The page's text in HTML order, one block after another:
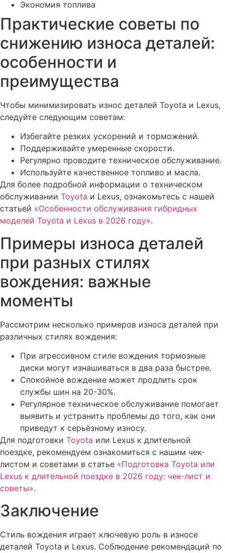
Экономия топлива
Практические советы по
снижению износа деталей:
особенности и
преимущества
Чтобы минимизировать износ деталей Toyota и Lexus,
следуйте следующим советам:
Избегайте резких ускорений и торможений.
Поддерживайте умеренные скорости.
Регулярно проводите техническое обслуживание.
Используйте качественное топливо и масла.
Для более подробной информации о техническом
обслуживании Toyota и Lexus, ознакомьтесь с нашей
статьей «Особенности обслуживания гибридных
моделей Toyota и Lexus в 2026 году».
Примеры износа деталей
при разных стилях
вождения: важные
моменты
Рассмотрим несколько примеров износа деталей при
различных стилях вождения:
При агрессивном стиле вождения тормозные
диски могут изнашиваться в два раза быстрее.
Спокойное вождение может продлить срок
службы шин на 20-30%.
Регулярное техническое обслуживание помогает
выявить и устранить проблемы до того, как они
приведут к серьёзному износу.
Для подготовки Toyota или Lexus к длительной
поездке, рекомендуем ознакомиться с нашим чек-
листом и советами в статье «Подготовка Toyota или
Lexus к длительной поездке в 2026 году: чек-лист и
советы».
Заключение
Стиль вождения играет ключевую роль в износе
деталей Toyota и Lexus. Соблюдение рекомендаций по